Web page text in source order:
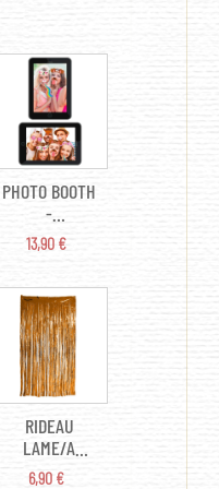
PHOTO BOOTH
-
SMARTPHONE
AVEC 12
(EN CARTON
55CM X 80CM)
PRIX
13,90 €
RIDEAU
LAME/A
FRANGES -
PRIX
6,90 €